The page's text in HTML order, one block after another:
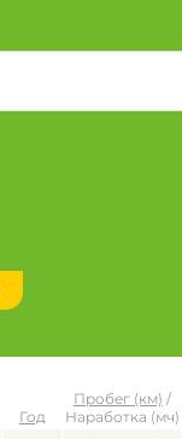
Год
Пробег (км) /
Наработка (мч)